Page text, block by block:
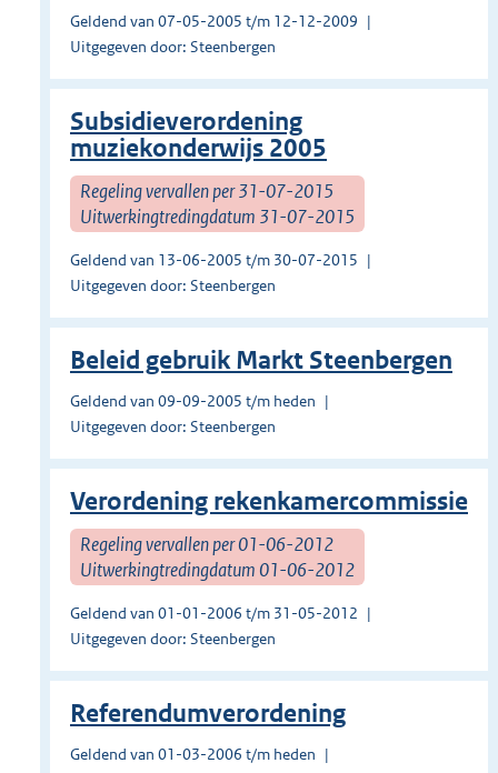
Geldend van 07-05-2005 t/m 12-12-2009
Uitgegeven door: Steenbergen
Subsidieverordening
muziekonderwijs 2005
Regeling vervallen per 31-07-2015
Uitwerkingtredingdatum 31-07-2015
Geldend van 13-06-2005 t/m 30-07-2015
Uitgegeven door: Steenbergen
Beleid gebruik Markt Steenbergen
Geldend van 09-09-2005 t/m heden
Uitgegeven door: Steenbergen
Verordening rekenkamercommissie
Regeling vervallen per 01-06-2012
Uitwerkingtredingdatum 01-06-2012
Geldend van 01-01-2006 t/m 31-05-2012
Uitgegeven door: Steenbergen
Referendumverordening
Geldend van 01-03-2006 t/m heden